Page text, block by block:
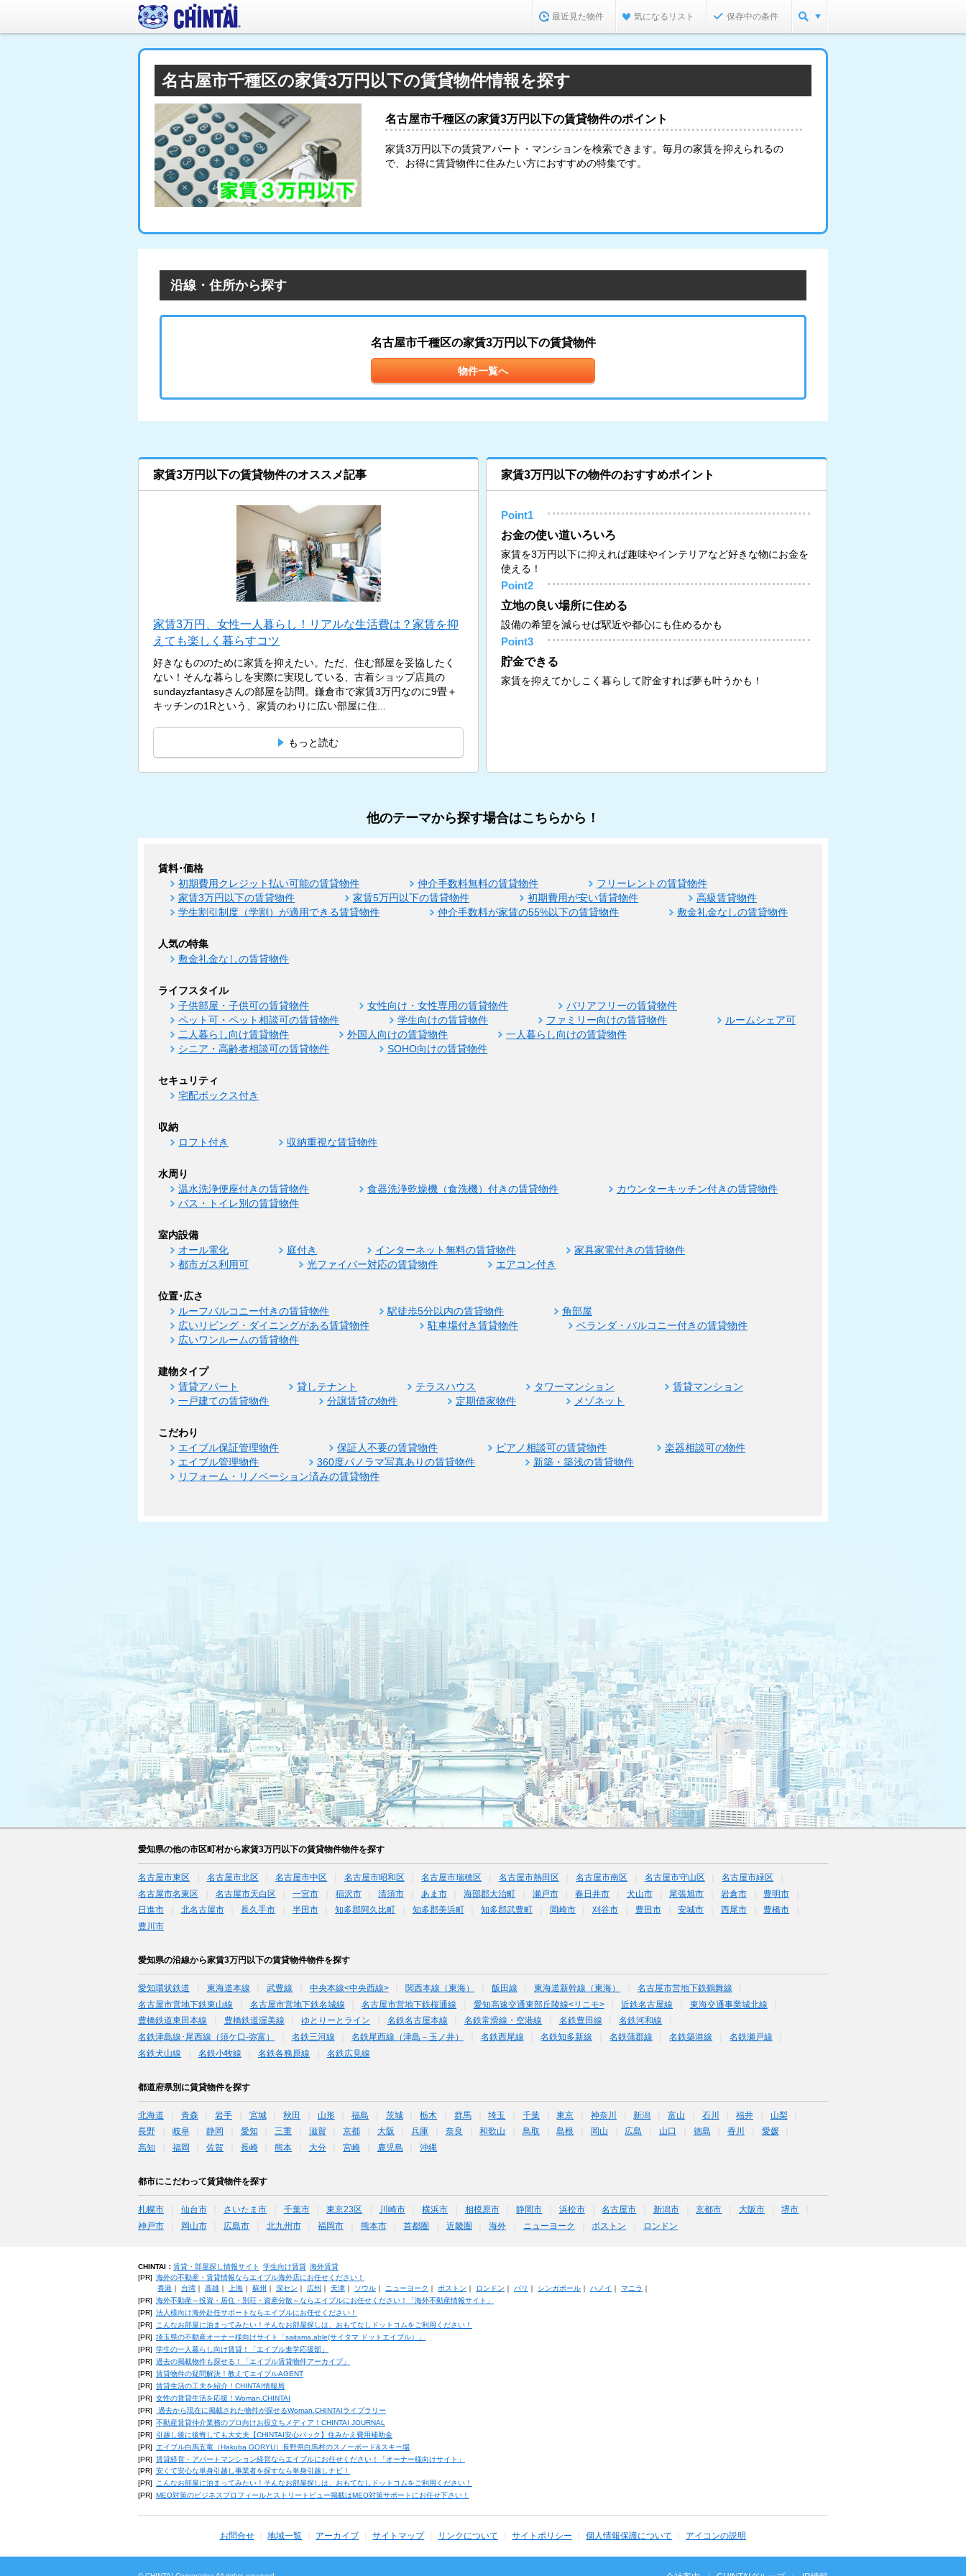
最近見た物件 気になるリスト 保存中の条件
名古屋市千種区の家賃3万円以下の賃貸物件情報を探す
名古屋市千種区の家賃3万円以下の賃貸物件のポイント
家賃3万円以下の賃貸アパート・マンションを検索できます。毎月の家賃を抑えられるの
で、お得に賃貸物件に住みたい方におすすめの特集です。
沿線・住所から探す
名古屋市千種区の家賃3万円以下の賃貸物件
物件一覧へ
家賃3万円以下の賃貸物件のオススメ記事
家賃3万円、女性一人暮らし！リアルな生活費は？家賃を抑
えても楽しく暮らすコツ
好きなもののために家賃を抑えたい。ただ、住む部屋を妥協したく
ない！そんな暮らしを実際に実現している、古着ショップ店員の
sundayzfantasyさんの部屋を訪問。鎌倉市で家賃3万円なのに9畳＋
キッチンの1Rという、家賃のわりに広い部屋に住...
もっと読む
家賃3万円以下の物件のおすすめポイント
Point1
お金の使い道いろいろ
家賃を3万円以下に抑えれば趣味やインテリアなど好きな物にお金を
使える！
Point2
立地の良い場所に住める
設備の希望を減らせば駅近や都心にも住めるかも
Point3
貯金できる
家賃を抑えてかしこく暮らして貯金すれば夢も叶うかも！
他のテーマから探す場合はこちらから！
賃料･価格
初期費用クレジット払い可能の賃貸物件 仲介手数料無料の賃貸物件
フリーレントの賃貸物件
家賃3万円以下の賃貸物件
家賃5万円以下の賃貸物件 初期費用が安い賃貸物件
高級賃貸物件
学生割引制度（学割）が適用できる賃貸物件
仲介手数料が家賃の55%以下の賃貸物件 敷金礼金なしの賃貸物件
人気の特集
敷金礼金なしの賃貸物件
ライフスタイル
子供部屋・子供可の賃貸物件 女性向け・女性専用の賃貸物件
バリアフリーの賃貸物件
ペット可・ペット相談可の賃貸物件
学生向けの賃貸物件 ファミリー向けの賃貸物件
ルームシェア可
二人暮らし向け賃貸物件
外国人向けの賃貸物件
一人暮らし向けの賃貸物件
シニア・高齢者相談可の賃貸物件
SOHO向けの賃貸物件
セキュリティ
宅配ボックス付き
収納
ロフト付き 収納重視な賃貸物件
水周り
温水洗浄便座付きの賃貸物件 食器洗浄乾燥機（食洗機）付きの賃貸物件
カウンターキッチン付きの賃貸物件
バス・トイレ別の賃貸物件
室内設備
オール電化 庭付き インターネット無料の賃貸物件
家具家電付きの賃貸物件
都市ガス利用可
光ファイバー対応の賃貸物件 エアコン付き
位置･広さ
ルーフバルコニー付きの賃貸物件 駅徒歩5分以内の賃貸物件
角部屋
広いリビング・ダイニングがある賃貸物件
駐車場付き賃貸物件
ベランダ・バルコニー付きの賃貸物件
広いワンルームの賃貸物件
建物タイプ
賃貸アパート 貸しテナント テラスハウス タワーマンション
賃貸マンション
一戸建ての賃貸物件
分譲賃貸の物件 定期借家物件 メゾネット
こだわり
エイブル保証管理物件 保証人不要の賃貸物件 ピアノ相談可の賃貸物件
楽器相談可の物件
エイブル管理物件
360度パノラマ写真ありの賃貸物件
新築・築浅の賃貸物件
リフォーム・リノベーション済みの賃貸物件
愛知県の他の市区町村から家賃3万円以下の賃貸物件物件を探す
名古屋市東区 名古屋市北区 名古屋市中区 名古屋市昭和区 名古屋市瑞穂区 名古屋市熱田区 名古屋市南区 名古屋市守山区
名古屋市緑区
名古屋市名東区
名古屋市天白区 一宮市 稲沢市 清須市 あま市 海部郡大治町 瀬戸市 春日井市 犬山市 尾張旭市 岩倉市
豊明市
日進市
北名古屋市 長久手市 半田市 知多郡阿久比町 知多郡美浜町 知多郡武豊町 岡崎市 刈谷市 豊田市 安城市 西尾市
豊橋市
豊川市
愛知県の沿線から家賃3万円以下の賃貸物件物件を探す
愛知環状鉄道 東海道本線 武豊線 中央本線<中央西線> 関西本線（東海） 飯田線 東海道新幹線（東海）
名古屋市営地下鉄鶴舞線
名古屋市営地下鉄東山線
名古屋市営地下鉄名城線 名古屋市営地下鉄桜通線 愛知高速交通東部丘陵線<リニモ> 近鉄名古屋線
東海交通事業城北線
豊橋鉄道東田本線
豊橋鉄道渥美線 ゆとりーとライン 名鉄名古屋本線 名鉄常滑線・空港線 名鉄豊田線
名鉄河和線
名鉄津島線･尾西線（須ケ口-弥富）
名鉄三河線 名鉄尾西線（津島－玉ノ井） 名鉄西尾線 名鉄知多新線 名鉄蒲郡線 名鉄築港線
名鉄瀬戸線
名鉄犬山線
名鉄小牧線 名鉄各務原線 名鉄広見線
都道府県別に賃貸物件を探す
北海道 青森 岩手 宮城 秋田 山形 福島 茨城 栃木 群馬 埼玉 千葉 東京 神奈川 新潟 富山 石川 福井
山梨
長野
岐阜 静岡 愛知 三重 滋賀 京都 大阪 兵庫 奈良 和歌山 鳥取 島根 岡山 広島 山口 徳島 香川
愛媛
高知
福岡 佐賀 長崎 熊本 大分 宮崎 鹿児島 沖縄
都市にこだわって賃貸物件を探す
札幌市 仙台市 さいたま市 千葉市 東京23区 川崎市 横浜市 相模原市 静岡市 浜松市 名古屋市 新潟市 京都市 大阪市
堺市
神戸市
岡山市 広島市 北九州市 福岡市 熊本市 首都圏 近畿圏 海外 ニューヨーク ボストン ロンドン
CHINTAI： 賃貸・部屋探し情報サイト 学生向け賃貸 海外賃貸
[PR] 海外の不動産・賃貸情報ならエイブル海外店にお任せください！
香港｜ 台湾｜ 高雄｜ 上海｜ 蘇州 ｜ 深セン ｜ 広州 ｜ 天津｜ ソウル｜ ニューヨーク ｜ ボストン ｜ ロンドン ｜ パリ ｜ シンガポール｜ ハノイ ｜ マニラ ｜
[PR] 海外不動産～投資・居住・別荘・資産分散～ならエイブルにお任せください！「海外不動産情報サイト」
[PR] 法人様向け海外赴任サポートならエイブルにお任せください！
[PR]
こんなお部屋に泊まってみたい！そんなお部屋探しは、おもてなしドットコムをご利用ください！
[PR] 埼玉県の不動産オーナー様向けサイト「saitama.able(サイタマ ドットエイブル）」
[PR] 学生の一人暮らし向け賃貸！「エイブル進学応援部」
[PR] 過去の掲載物件も探せる！「エイブル賃貸物件アーカイブ」
[PR] 賃貸物件の疑問解決！教えてエイブルAGENT
[PR] 賃貸生活の工夫を紹介！CHINTAI情報局
[PR] 女性の賃貸生活を応援！Woman.CHINTAI
[PR]
過去から現在に掲載された物件が探せるWoman.CHINTAIライブラリー
[PR] 不動産賃貸仲介業務のプロ向けお役立ちメディア！CHINTAI JOURNAL
[PR]
引越し後に後悔しても大丈夫【CHINTAI安心パック】住みかえ費用補助金
[PR]
エイブル白馬五竜（Hakuba GORYU）長野県白馬村のスノーボード&スキー場
[PR] 賃貸経営・アパートマンション経営ならエイブルにお任せください！「オーナー様向けサイト」
[PR] 安くて安心な単身引越し事業者を探すなら単身引越しナビ！
[PR]
こんなお部屋に泊まってみたい！そんなお部屋探しは、おもてなしドットコムをご利用ください！
[PR]
MEO対策のビジネスプロフィールとストリートビュー掲載はMEO対策サポートにお任せ下さい！
お問合せ 地域一覧 アーカイブ サイトマップ リンクについて サイトポリシー 個人情報保護について アイコンの説明